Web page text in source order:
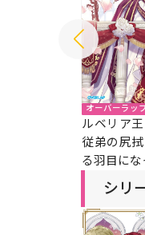
オーバーラッ
ルベリア
従弟の尻
る羽目にな
シリ